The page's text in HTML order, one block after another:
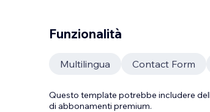
Funzionalità
Multilingua Contact Form
Questo template potrebbe includere
di abbonamenti premium.